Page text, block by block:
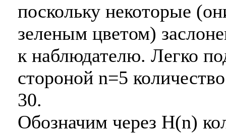
поскольку некоторые
зеленым цветом)
к наблюдателю. Легко
стороной n=5
30.
Обозначим через H(n)